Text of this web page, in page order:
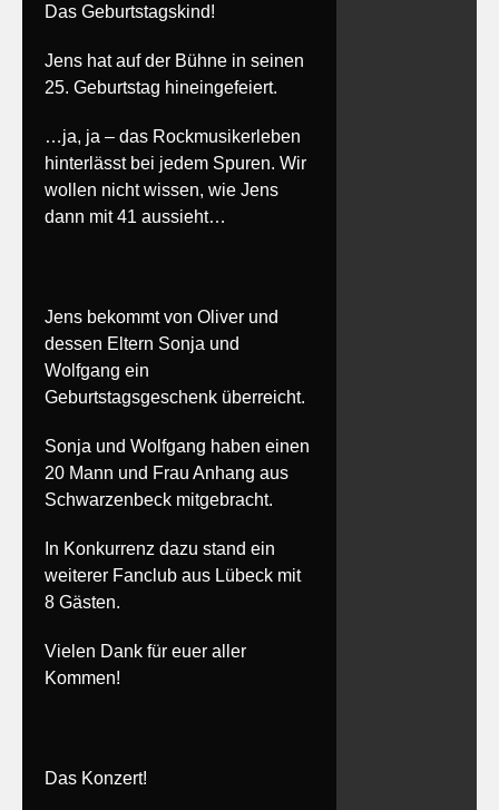
Das Geburtstagskind!
Jens hat auf der Bühne in seinen
25. Geburtstag hineingefeiert.
…ja, ja – das Rockmusikerleben
hinterlässt bei jedem Spuren. Wir
wollen nicht wissen, wie Jens
dann mit 41 aussieht…
Jens bekommt von Oliver und
dessen Eltern Sonja und
Wolfgang ein
Geburtstagsgeschenk überreicht.
Sonja und Wolfgang haben einen
20 Mann und Frau Anhang aus
Schwarzenbeck mitgebracht.
In Konkurrenz dazu stand ein
weiterer Fanclub aus Lübeck mit
8 Gästen.
Vielen Dank für euer aller
Kommen!
Das Konzert!